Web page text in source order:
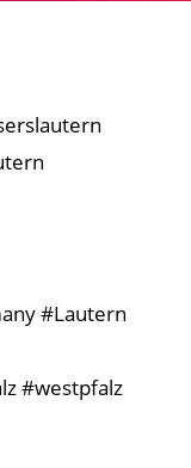
#Lautern
#westpfalz